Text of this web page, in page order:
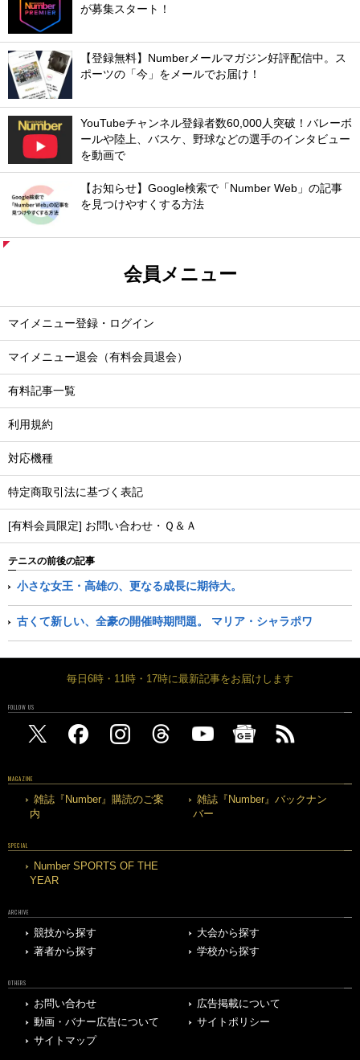
が募集スタート！
【登録無料】Numberメールマガジン好評配信中。ス
ポーツの「今」をメールでお届け！
YouTubeチャンネル登録者数60,000人突破！バレーボ
ールや陸上、バスケ、野球などの選手のインタビュー
を動画で
【お知らせ】Google検索で「Number Web」の記事
を見つけやすくする方法
会員メニュー
マイメニュー登録・ログイン
マイメニュー退会（有料会員退会）
有料記事一覧
利用規約
対応機種
特定商取引法に基づく表記
[有料会員限定] お問い合わせ・Ｑ＆Ａ
テニスの前後の記事
小さな女王・高雄の、更なる成長に期待大。
古くて新しい、全豪の開催時期問題。 マリア・シャラポワ
毎日6時・11時・17時に最新記事をお届けします
FOLLOW US
MAGAZINE
雑誌『Number』購読のご案
内
雑誌『Number』バックナン
バー
SPECIAL
Number SPORTS OF THE
YEAR
ARCHIVE
競技から探す
大会から探す
著者から探す
学校から探す
OTHERS
お問い合わせ
広告掲載について
動画・バナー広告について
サイトポリシー
サイトマップ